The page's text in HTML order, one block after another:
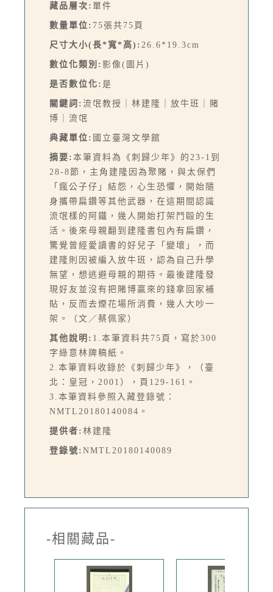
藏品層次: 單件
數量單位: 75張共75頁
尺寸大小(長*寬*高): 26.6*19.3cm
數位化類別: 影像(圖片)
是否數位化: 是
關鍵詞: 流氓教授｜林建隆｜放牛班｜賭
博｜流氓
典藏單位: 國立臺灣文學館
摘要: 本筆資料為《刺歸少年》的23-1到
28-8節，主角建隆因為聚賭，與太保們
「瘋公子仔」結怨，心生恐懼，開始隨
身攜帶扁鑽等其他武器，在這期間認識
流氓樣的阿鐵，幾人開始打架鬥毆的生
活。後來母親翻到建隆書包內有扁鑽，
驚覺曾經愛讀書的好兒子「變壞」，而
建隆則因被編入放牛班，認為自己升學
無望，想逃避母親的期待。最後建隆發
現好友並沒有把賭博贏來的錢拿回家補
貼，反而去煙花場所消費，幾人大吵一
架。（文／蔡佩家）
其他說明: 1.本筆資料共75頁，寫於300
字綠意林牌稿紙。
2.本筆資料收錄於《刺歸少年》，（臺
北：皇冠，2001），頁129-161。
3.本筆資料參照入藏登錄號：
NMTL20180140084。
提供者: 林建隆
登錄號: NMTL20180140089
-相關藏品-